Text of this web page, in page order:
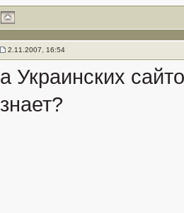
2.11.2007, 16:54
а Украинских
знает?